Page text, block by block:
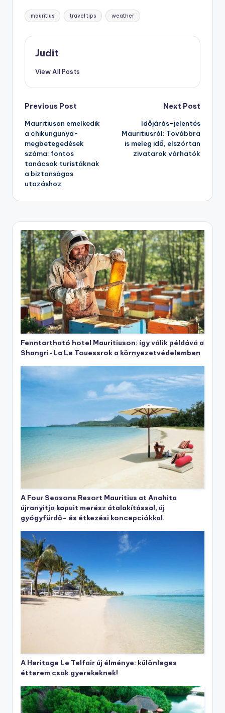
Tags:
mauritius travel tips weather
Judit
View All Posts
Post
navigation
Previous Post
Mauritiuson emelkedik
a chikungunya-
megbetegedések
száma: fontos
tanácsok turistáknak
a biztonságos
utazáshoz
Next Post
Időjárás-jelentés
Mauritiusról: Továbbra
is meleg idő, elszórtan
zivatarok várhatók
Fenntartható hotel Mauritiuson: így válik példává a
Shangri-La Le Touessrok a környezetvédelemben
A Four Seasons Resort Mauritius at Anahita
újranyitja kapuit merész átalakítással, új
gyógyfürdő- és étkezési koncepciókkal.
A Heritage Le Telfair új élménye: különleges
étterem csak gyerekeknek!